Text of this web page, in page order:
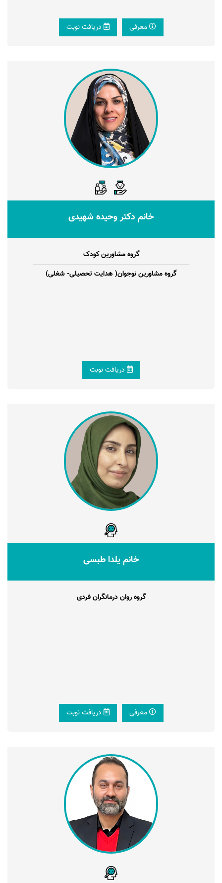
معرفی دریافت نوبت
خانم دکتر وحیده شهیدی
گروه مشاورین کودک
گروه مشاورین نوجوان( هدایت تحصیلی- شغلی)
دریافت نوبت
خانم یلدا طبسی
گروه روان درمانگران فردی
معرفی دریافت نوبت